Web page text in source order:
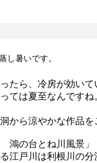
し暑いです。
たら、冷房が効いて
ては夏至なんですね
から涼やかな作品を
鴻の台とね川風
江戸川は利根川の分